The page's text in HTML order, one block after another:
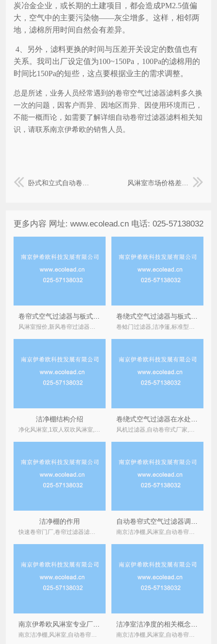
炭冶金企业，或长期的土建项目，都会造成PM2.5值偏
大，空气中的主要污染物——灰尘增多。这样，相邻两
地，滤棉所用时间自然会有差异。
4、另外，滤料更换的时间与压差开关设定的数值也有
关系。我司出厂设定值为100~150Pa，100Pa的滤棉用的
时间比150Pa的短些，这点要根据业主的需求调整。
总是所述，业务人员经常遇到的卷帘空气过滤器滤料多久换
一次的问题，因客户而异、因地区而异、因使用环境而已，
不能一概而论，如需要了解详细自动卷帘过滤器滤料相关知
识，请联系南京伊希欧的销售人员。
卧式和立式自动卷帘式过滤器的区别 风淋室市场价格差距原因解析之一：风淋室材质及表面处理工艺分析
更多内容 网址: www.ecolead.cn 电话: 025-57138032
卷帘式空气过滤器与板式初效过滤器孰优孰劣，功能优缺点分析解剖
风淋室报价,新风卷帘过滤器在实际生产中的应用,不锈钢风淋房,净化洁净棚,卷轴式新风过滤器,电器,1双人双吹风淋室洁净室净化彩钢安装,风淋室制造商,针式过滤器,脱碳过滤器,袋式,
卷绕式空气过滤器与板式初效过滤器孰优孰劣，投入及运行成本分析解剖
卷鲶门过滤器,洁净篷,标准型自动卷绕式过滤器,新风卷帘过滤器在实际生产中的应用,自动卷帘式厂家,净化车间风淋室,rto,过滤室,卷帘式过滤器,电器,电动卷绕式过滤器洁净室及净化工程,
洁净棚结构介绍
净化风淋室,1双人双吹风淋室,直板型卷绕式过滤器,洁净棚ffu控制器,洁净工作棚,天津卷帘过滤器,洁净棚,卷帘式过滤器适用场合 风机过滤器,自动卷帘式厂家,南京卷帘式过滤器,卷轴式新风过滤器,卷挠式过滤器,卷帘空气过滤器价格,卷绕空气过滤器,卷帘式过滤器适用场合,自动卷帘过滤器价格,洁净室洁净棚
洁净棚的作用
快速卷帘门厂,卷帘过滤器滤棉,净化无尘车间,卷绕式初效过滤器,用途,风淋室哪家好江苏,自动卷轴式过滤器,自动卷帘式过滤器价格,转轮式全热交换器带自卷过滤器,
自动卷帘式空气过滤器调试注意事项
南京洁净棚,风淋室,自动卷帘式,卷绕式空气过滤器厂家